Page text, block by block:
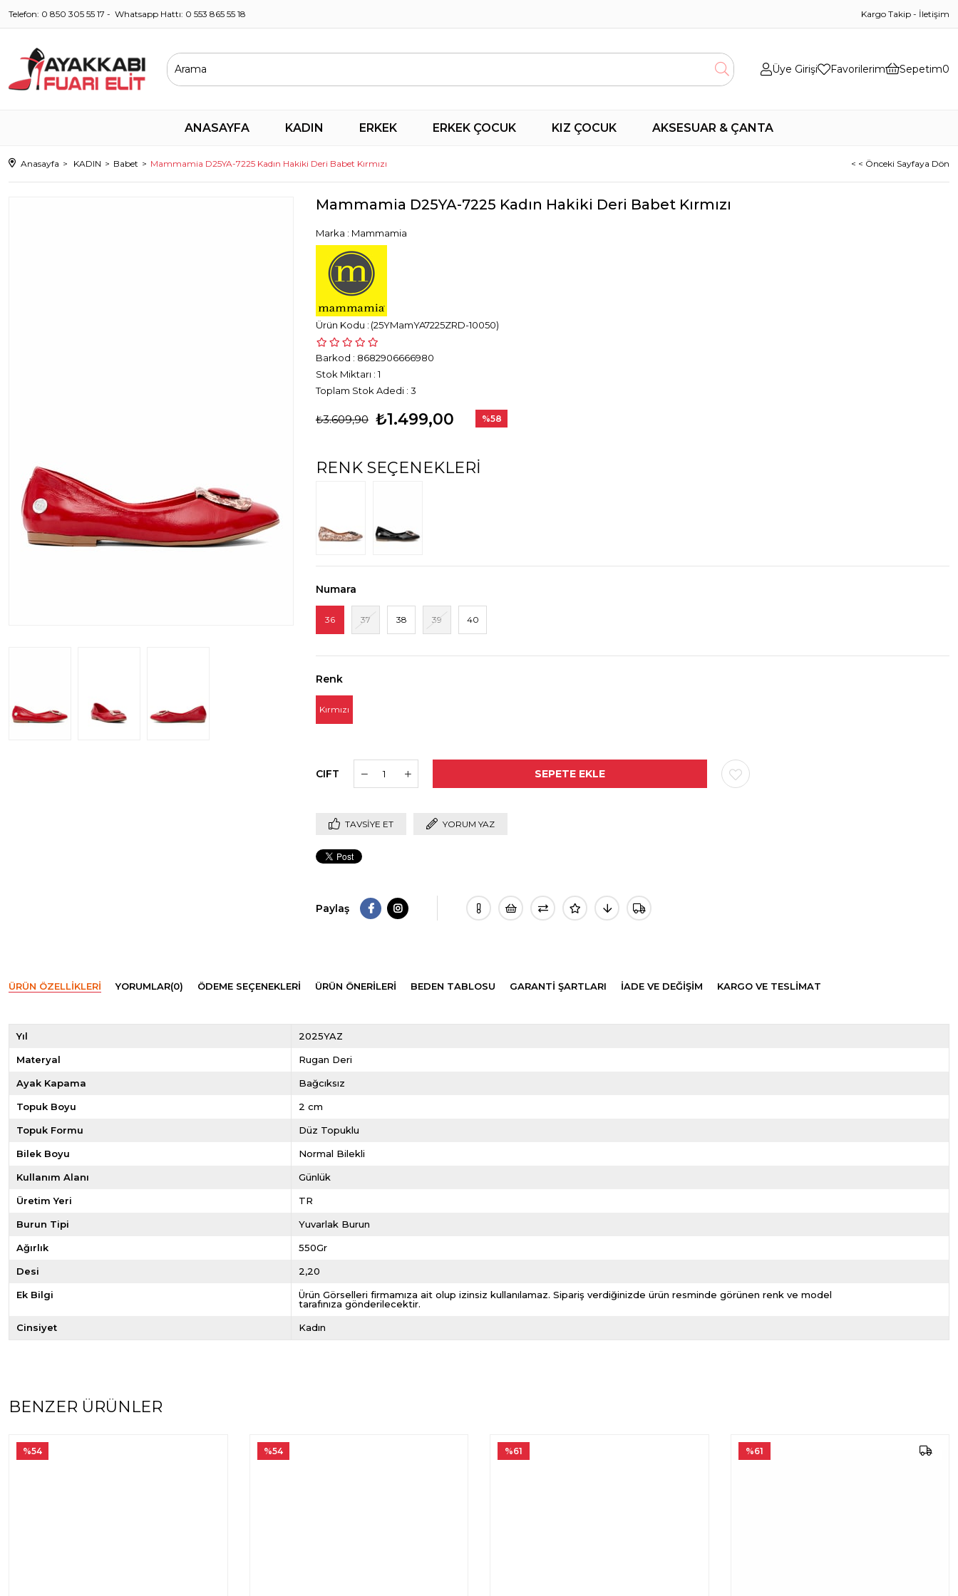
Telefon: 0 850 305 55 17 - Whatsapp Hattı: 0 553 865 55 18 Kargo Takip - İletişim
Üye Girişi Favorilerim Sepetim0
ANASAYFA KADIN ERKEK ERKEK ÇOCUK KIZ ÇOCUK AKSESUAR & ÇANTA
Anasayfa KADIN Babet Mammamia D25YA-7225 Kadın Hakiki Deri Babet Kırmızı < < Önceki Sayfaya Dön
Mammamia D25YA-7225 Kadın Hakiki Deri Babet Kırmızı
Marka : Mammamia
(25YMamYA7225ZRD-10050)
Barkod : 8682906666980
Stok Miktarı : 1
Toplam Stok Adedi : 3
₺3.609,90 ₺1.499,00 %58
RENK SEÇENEKLERI
Numara
36 37 38 39 40
Renk
Kırmızı
CIFT
TAVSIYE ET YORUM YAZ
Paylaş
ÜRÜN ÖZELLIKLERI YORUMLAR(0) ÖDEME SEÇENEKLERI ÜRÜN ÖNERILERI BEDEN TABLOSU GARANTİ ŞARTLARI İADE VE DEĞİŞİM KARGO VE TESLİMAT
Yıl 2025YAZ
Materyal Rugan Deri
Ayak Kapama Bağcıksız
Topuk Boyu 2 cm
Topuk Formu Düz Topuklu
Bilek Boyu Normal Bilekli
Kullanım Alanı Günlük
Üretim Yeri TR
Burun Tipi Yuvarlak Burun
Ağırlık 550Gr
Desi 2,20
Ek Bilgi
Ürün Görselleri firmamıza ait olup izinsiz kullanılamaz. Sipariş verdiğinizde ürün resminde görünen renk ve model
tarafınıza gönderilecektir.
Cinsiyet Kadın
BENZER ÜRÜNLER
%54 %54 %61 %61